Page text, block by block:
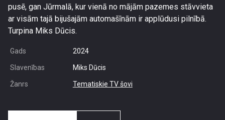
pusē, gan Jūrmalā, kur vienā no mājām pazemes stāvvieta
ar visām tajā bijušajām automašīnām ir applūdusi pilnībā.
Turpina Miks Dūcis.
Gads 2024
Slavenības Miks Dūcis
Žanrs Tematiskie TV šovi